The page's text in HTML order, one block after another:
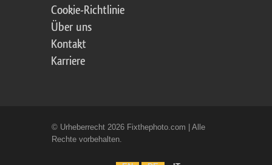
Cookie-Richtlinie
Über uns
Kontakt
Karriere
© Urheberrecht 2026 Fixthephoto.com | Alle
Rechte vorbehalten.